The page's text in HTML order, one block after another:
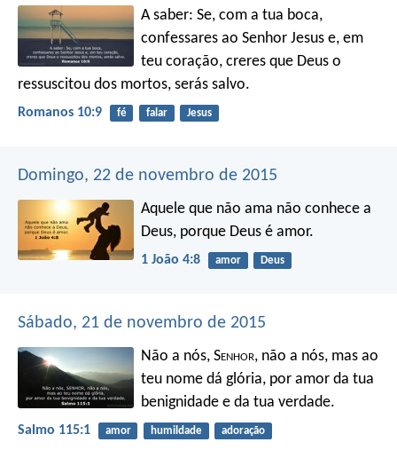
A saber: Se, com a tua boca,
confessares ao Senhor Jesus e, em
teu coração, creres que Deus o
ressuscitou dos mortos, serás salvo.
Romanos 10:9 fé falar Jesus
Domingo, 22 de novembro de 2015
Aquele que não ama não conhece a
Deus, porque Deus é amor.
1 João 4:8 amor Deus
Sábado, 21 de novembro de 2015
Não a nós, Senhor, não a nós, mas ao
teu nome dá glória, por amor da tua
benignidade e da tua verdade.
Salmo 115:1 amor humildade adoração